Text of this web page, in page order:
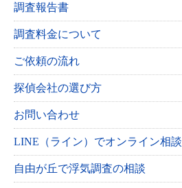
調査報告書
調査料金について
ご依頼の流れ
探偵会社の選び方
お問い合わせ
LINE（ライン）でオンライン相談
自由が丘で浮気調査の相談